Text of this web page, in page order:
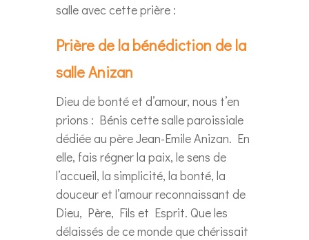
salle avec cette prière :
Prière de la bénédiction de la
salle Anizan
Dieu de bonté et d’amour, nous t’en
prions : Bénis cette salle paroissiale
dédiée au père Jean-Emile Anizan. En
elle, fais régner la paix, le sens de
l’accueil, la simplicité, la bonté, la
douceur et l’amour reconnaissant de
Dieu, Père, Fils et Esprit. Que les
délaissés de ce monde que chérissait